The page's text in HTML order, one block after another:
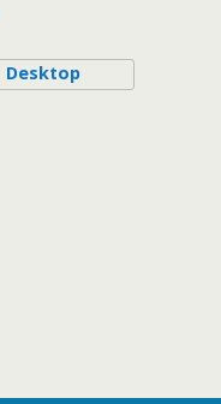
Desktop